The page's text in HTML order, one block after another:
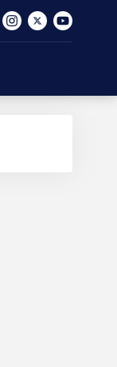
InstagramPlatform X
YouTube